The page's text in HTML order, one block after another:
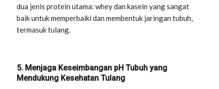
dua jenis protein utama: whey dan kasein yang sangat
baik untuk memperbaiki dan membentuk jaringan tubuh,
termasuk tulang.
5. Menjaga Keseimbangan pH Tubuh yang
Mendukung Kesehatan Tulang